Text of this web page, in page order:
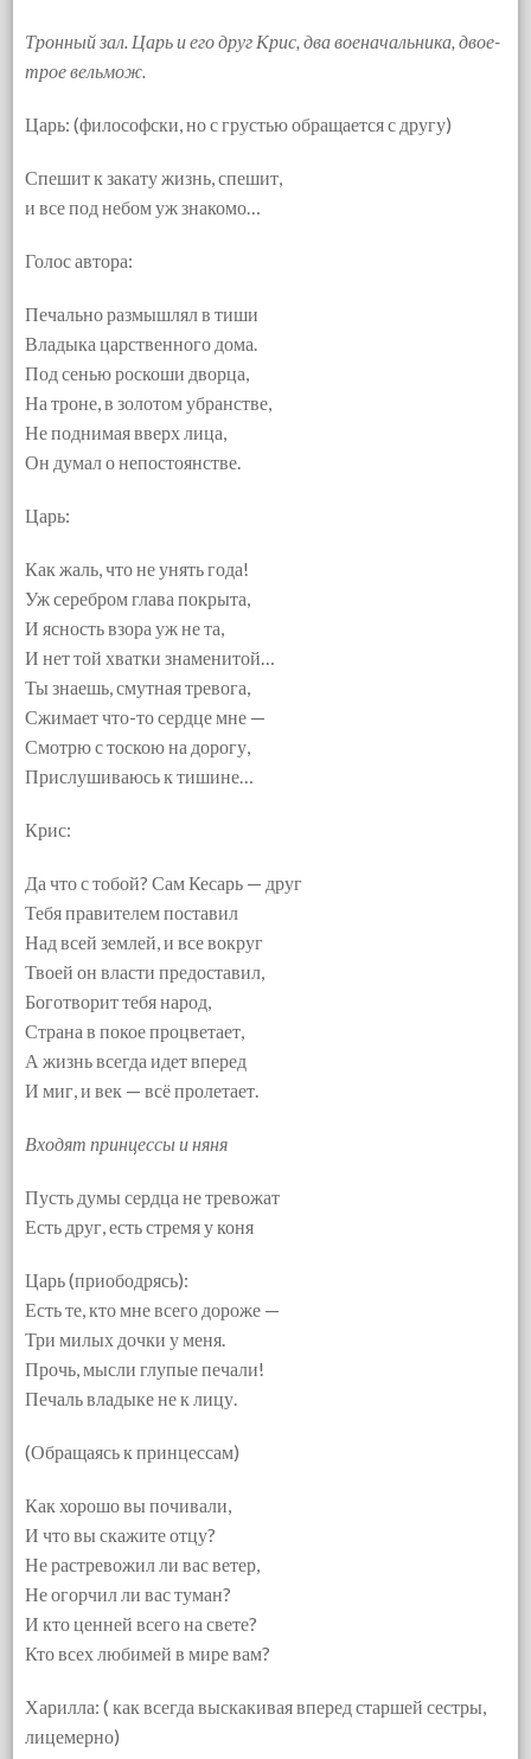
Тронный зал. Царь и его друг Крис, два военачальника, двое-
трое вельмож.
Царь: (философски, но с грустью обращается с другу)
Спешит к закату жизнь, спешит,
и все под небом уж знакомо…
Голос автора:
Печально размышлял в тиши
Владыка царственного дома.
Под сенью роскоши дворца,
На троне, в золотом убранстве,
Не поднимая вверх лица,
Он думал о непостоянстве.
Царь:
Как жаль, что не унять года!
Уж серебром глава покрыта,
И ясность взора уж не та,
И нет той хватки знаменитой…
Ты знаешь, смутная тревога,
Сжимает что-то сердце мне —
Смотрю с тоскою на дорогу,
Прислушиваюсь к тишине…
Крис:
Да что с тобой? Сам Кесарь — друг
Тебя правителем поставил
Над всей землей, и все вокруг
Твоей он власти предоставил,
Боготворит тебя народ,
Страна в покое процветает,
А жизнь всегда идет вперед
И миг, и век — всё пролетает.
Входят принцессы и няня
Пусть думы сердца не тревожат
Есть друг, есть стремя у коня
Царь (приободрясь):
Есть те, кто мне всего дороже —
Три милых дочки у меня.
Прочь, мысли глупые печали!
Печаль владыке не к лицу.
(Обращаясь к принцессам)
Как хорошо вы почивали,
И что вы скажите отцу?
Не растревожил ли вас ветер,
Не огорчил ли вас туман?
И кто ценней всего на свете?
Кто всех любимей в мире вам?
Харилла: ( как всегда выскакивая вперед старшей сестры,
лицемерно)